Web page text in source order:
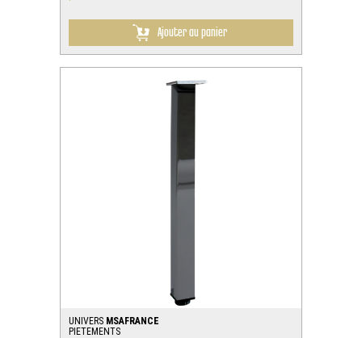
Ajouter au panier
UNIVERS MSAFRANCE
PIETEMENTS